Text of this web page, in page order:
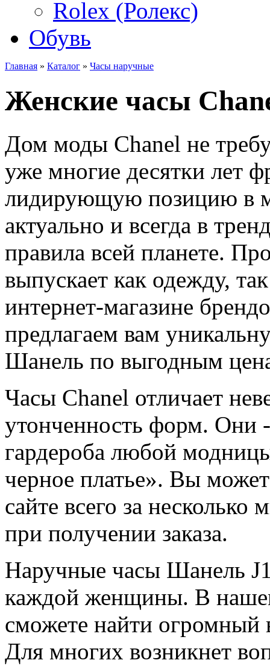
Rolex (Ролекс)
Обувь
Главная » Каталог » Часы наручные
Женские часы
Дом моды Chanel не
уже многие десятки лет
лидирующую позицию в
актуально и всегда в
правила всей планете.
выпускает как одежду,
интернет-магазине
предлагаем вам
Шанель по выгодным
Часы Chanel отличает
утонченность форм. Они
гардероба любой
черное платье». Вы
сайте всего за несколько
при получении заказа.
Наручные часы Шанель
каждой женщины. В
сможете найти
Для многих возникнет